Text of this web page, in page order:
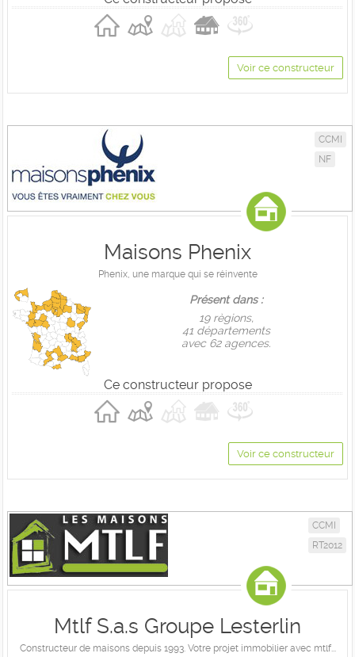
Voir ce constructeur
CCMI
NF
Maisons Phenix
Phenix, une marque qui se réinvente
Présent dans :
19 règions,
41 départements
avec 62 agences.
Ce constructeur propose
Voir ce constructeur
CCMI
RT2012
Mtlf S.a.s Groupe Lesterlin
Constructeur de maisons depuis 1993. Votre projet immobilier avec mtlf...